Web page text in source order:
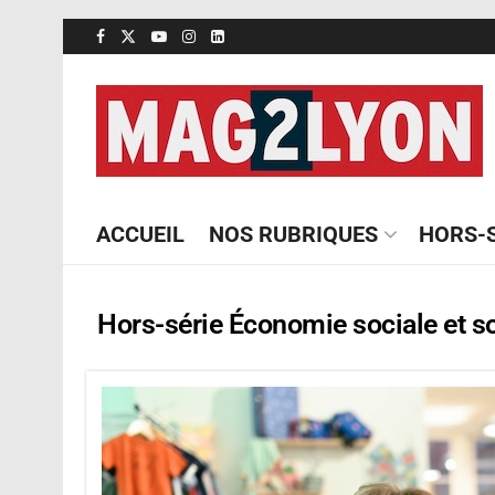
ACCUEIL NOS RUBRIQUES HORS-
Hors-série Économie sociale et